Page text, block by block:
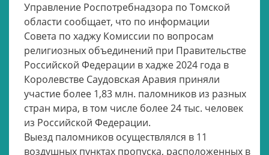
Управление Роспотребнадзора по Томской
области сообщает, что по информации
Совета по хаджу Комиссии по вопросам
религиозных объединений при Правительстве
Российской Федерации в хадже 2024 года в
Королевстве Саудовская Аравия приняли
участие более 1,83 млн. паломников из разных
стран мира, в том числе более 24 тыс. человек
из Российской Федерации.
Выезд паломников осуществлялся в 11
воздушных пунктах пропуска, расположенных в